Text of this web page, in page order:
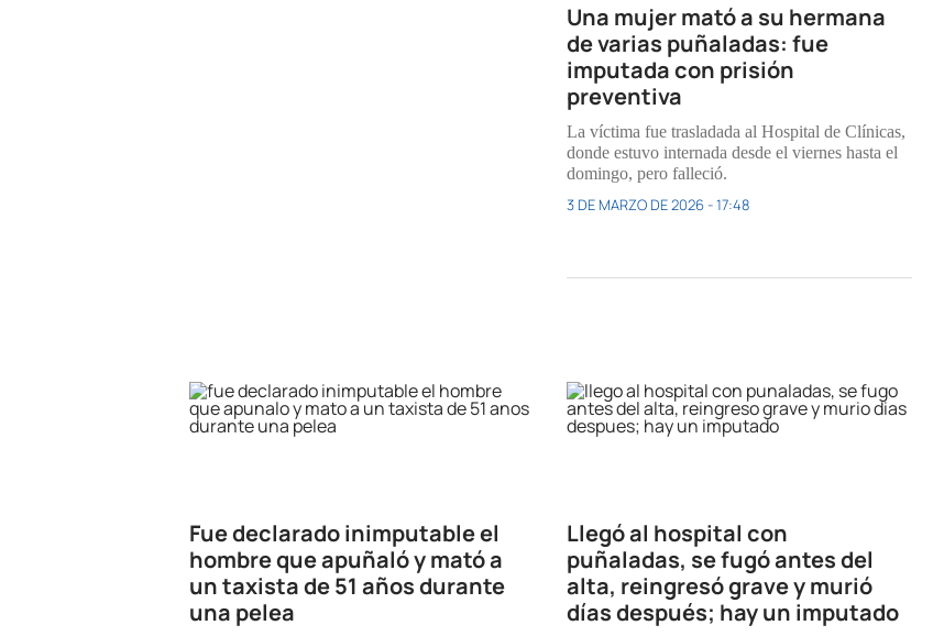
Una mujer mató a su hermana
de varias puñaladas: fue
imputada con prisión
preventiva
La víctima fue trasladada al Hospital de Clínicas,
donde estuvo internada desde el viernes hasta el
domingo, pero falleció.
3 DE MARZO DE 2026 - 17:48
Fue declarado inimputable el
hombre que apuñaló y mató a
un taxista de 51 años durante
una pelea
Llegó al hospital con
puñaladas, se fugó antes del
alta, reingresó grave y murió
días después; hay un imputado